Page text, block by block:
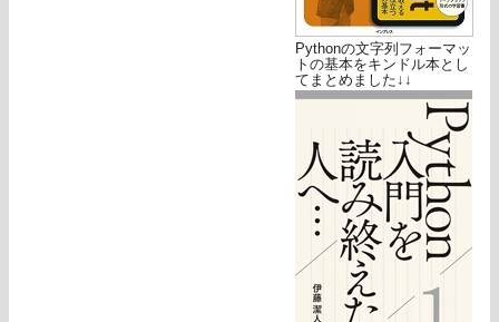
Pythonの文字列フォーマッ
トの基本をキンドル本とし
てまとめました↓↓